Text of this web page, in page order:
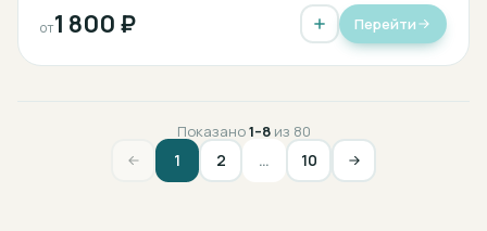
от1 800 ₽ Перейти
Показано1–8из 80
1 2 … 10